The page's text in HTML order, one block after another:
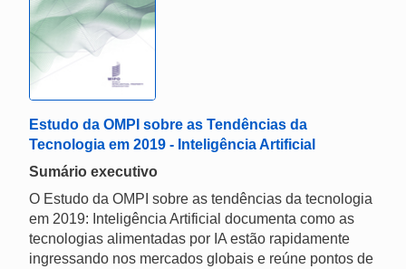
Estudo da OMPI sobre as Tendências da
Tecnologia em 2019 - Inteligência Artificial
Sumário executivo
O Estudo da OMPI sobre as tendências da tecnologia
em 2019: Inteligência Artificial documenta como as
tecnologias alimentadas por IA estão rapidamente
ingressando nos mercados globais e reúne pontos de